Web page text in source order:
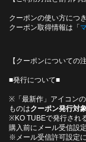
クーポンの使い方につ
クーポン取得情報は「
【クーポンについての
■発行について■
※「最新作」アイコンの
ものはクーポン発行対
※KO TUBEで発行され
購入前にメール受信設
※メール受信許可設定